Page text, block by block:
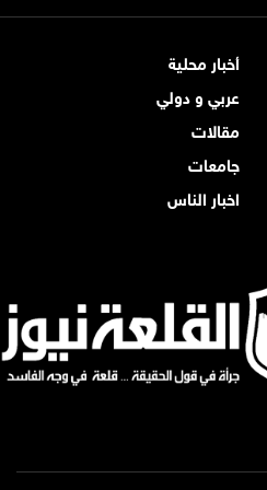
أخبار محلية
عربي و دولي
مقالات
جامعات
اخبار الناس